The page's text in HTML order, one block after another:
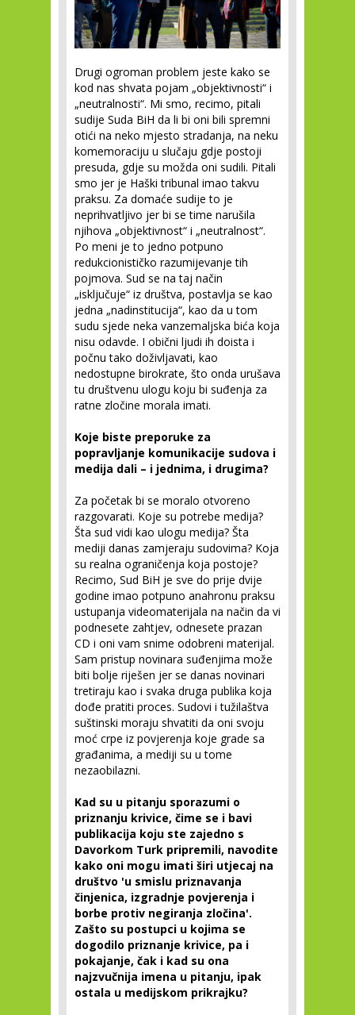
Drugi ogroman problem jeste kako se
kod nas shvata pojam „objektivnosti“ i
„neutralnosti“. Mi smo, recimo, pitali
sudije Suda BiH da li bi oni bili spremni
otići na neko mjesto stradanja, na neku
komemoraciju u slučaju gdje postoji
presuda, gdje su možda oni sudili. Pitali
smo jer je Haški tribunal imao takvu
praksu. Za domaće sudije to je
neprihvatljivo jer bi se time narušila
njihova „objektivnost“ i „neutralnost“.
Po meni je to jedno potpuno
redukcionističko razumijevanje tih
pojmova. Sud se na taj način
„isključuje“ iz društva, postavlja se kao
jedna „nadinstitucija“, kao da u tom
sudu sjede neka vanzemaljska bića koja
nisu odavde. I obični ljudi ih doista i
počnu tako doživljavati, kao
nedostupne birokrate, što onda urušava
tu društvenu ulogu koju bi suđenja za
ratne zločine morala imati.
Koje biste preporuke za
popravljanje komunikacije sudova i
medija dali – i jednima, i drugima?
Za početak bi se moralo otvoreno
razgovarati. Koje su potrebe medija?
Šta sud vidi kao ulogu medija? Šta
mediji danas zamjeraju sudovima? Koja
su realna ograničenja koja postoje?
Recimo, Sud BiH je sve do prije dvije
godine imao potpuno anahronu praksu
ustupanja videomaterijala na način da vi
podnesete zahtjev, odnesete prazan
CD i oni vam snime odobreni materijal.
Sam pristup novinara suđenjima može
biti bolje riješen jer se danas novinari
tretiraju kao i svaka druga publika koja
dođe pratiti proces. Sudovi i tužilaštva
suštinski moraju shvatiti da oni svoju
moć crpe iz povjerenja koje grade sa
građanima, a mediji su u tome
nezaobilazni.
Kad su u pitanju sporazumi o
priznanju krivice, čime se i bavi
publikacija koju ste zajedno s
Davorkom Turk pripremili, navodite
kako oni mogu imati širi utjecaj na
društvo 'u smislu priznavanja
činjenica, izgradnje povjerenja i
borbe protiv negiranja zločina'.
Zašto su postupci u kojima se
dogodilo priznanje krivice, pa i
pokajanje, čak i kad su ona
najzvučnija imena u pitanju, ipak
ostala u medijskom prikrajku?